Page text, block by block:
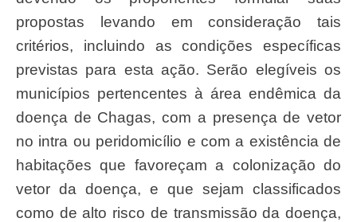
propostas levando em consideração tais
critérios, incluindo as condições específicas
previstas para esta ação. Serão elegíveis os
municípios pertencentes à área endêmica da
doença de Chagas, com a presença de vetor
no intra ou peridomicílio e com a existência de
habitações que favoreçam a colonização do
vetor da doença, e que sejam classificados
como de alto risco de transmissão da doença,